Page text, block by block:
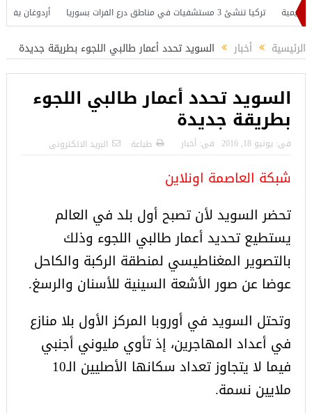
تركيا تنشئ 3 مستشفيات في مناطق درع الفرات بسوريا
أردوغان يفتتح
الرئيسية أخبار السويد تحدد أعمار طالبي اللجوء بطريقة جديدة
السويد تحدد أعمار طالبي اللجوء
بطريقة جديدة
فى: يونيو 18, 2016 فى: أخبار طباعة البريد الالكترونى
شبكة العاصمة اونلاين
تحضر السويد لأن تصبح أول بلد في العالم
يستطيع تحديد أعمار طالبي اللجوء وذلك
بالتصوير المغناطيسي لمنطقة الركبة والكاحل
عوضا عن صور الأشعة السينية للأسنان والرسغ.
وتحتل السويد في أوروبا المركز الأول بلا منازع
في أعداد المهاجرين، إذ تأوي مليوني أجنبي
فيما لا يتجاوز تعداد سكانها الأصليين الـ10
ملايين نسمة.